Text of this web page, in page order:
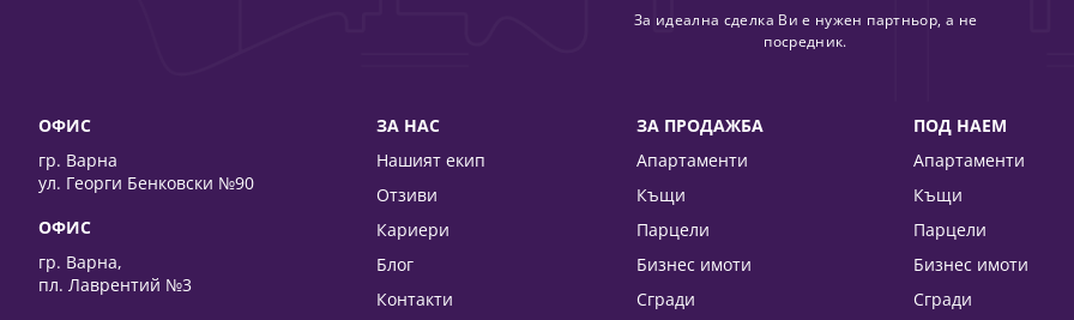
За идеална сделка Ви е нужен партньор, а не
посредник.
ОФИС
гр. Варна
ул. Георги Бенковски №90
ОФИС
гр. Варна,
пл. Лаврентий №3
ЗА НАС
Нашият екип
Отзиви
Кариери
Блог
Контакти
ЗА ПРОДАЖБА
Апартаменти
Къщи
Парцели
Бизнес имоти
Сгради
ПОД НАЕМ
Апартаменти
Къщи
Парцели
Бизнес имоти
Сгради